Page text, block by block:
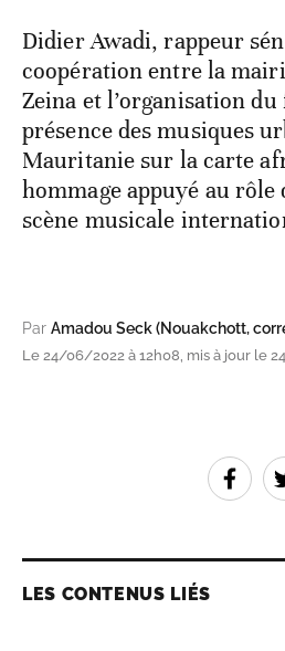
Didier Awadi, rappeur
coopération entre la
Zeina et l’organisation
présence des musiques
Mauritanie sur la carte
hommage appuyé au rôle
scène musicale
Par Amadou Seck (Nouakchott,
Le 24/06/2022 à 12h08, mis à jour le
LES CONTENUS LIÉS